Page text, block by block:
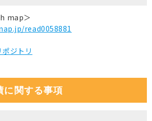
map＞
read0058881
ジトリ
に関する事項